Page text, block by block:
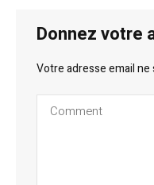
Donnez votre
Votre adresse email ne